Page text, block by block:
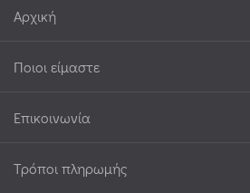
Αρχική
Ποιοι είμαστε
Επικοινωνία
Τρόποι πληρωμής